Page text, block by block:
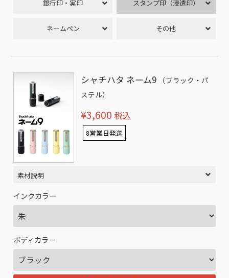
銀行印・実印 スタンプ印（浸透印）
ネームペン その他
シャチハタ ネーム9
（ブラック・パ
ステル）
¥3,600 税込
8営業日発送
素材説明
インクカラー
ボディカラー